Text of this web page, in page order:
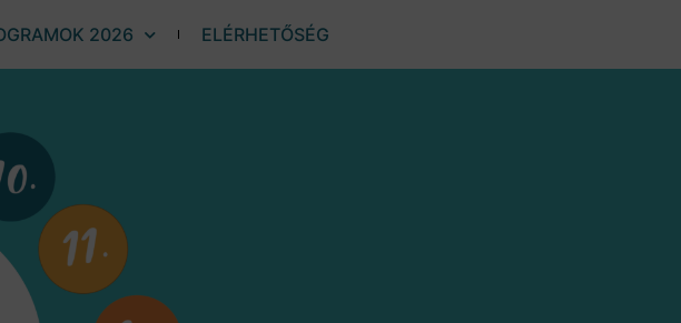
2026 ELÉRHETŐSÉG